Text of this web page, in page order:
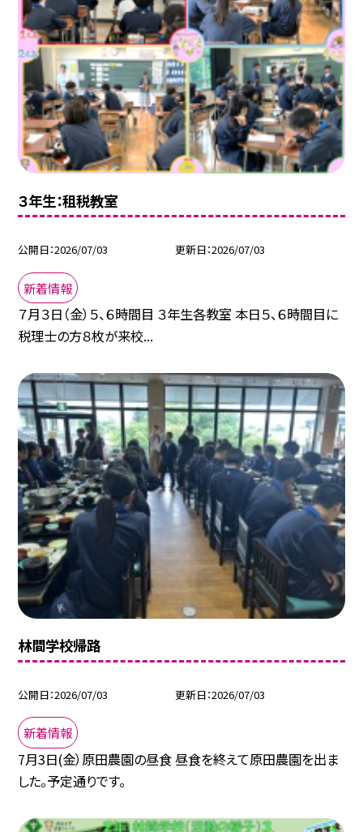
３年生：租税教室
公開日 2026/07/03 更新日 2026/07/03
新着情報
７月３日（金）５、６時間目 ３年生各教室 本日５、６時間目に
税理士の方８枚が来校...
林間学校帰路
公開日 2026/07/03 更新日 2026/07/03
新着情報
7月3日(金）原田農園の昼食 昼食を終えて原田農園を出ま
した。予定通りです。